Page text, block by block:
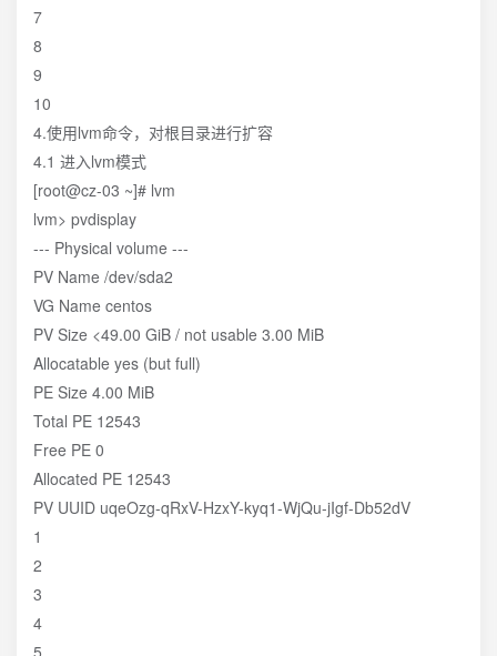
7
8
9
10
4.使用lvm命令，对根目录进行扩容
4.1 进入lvm模式
[root@cz-03 ~]# lvm
lvm> pvdisplay
--- Physical volume ---
PV Name /dev/sda2
VG Name centos
PV Size <49.00 GiB / not usable 3.00 MiB
Allocatable yes (but full)
PE Size 4.00 MiB
Total PE 12543
Free PE 0
Allocated PE 12543
PV UUID uqeOzg-qRxV-HzxY-kyq1-WjQu-jIgf-Db52dV
1
2
3
4
5